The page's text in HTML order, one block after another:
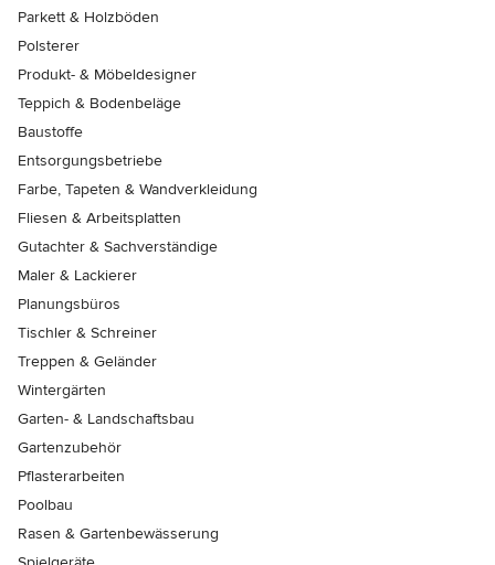
Parkett & Holzböden
Polsterer
Produkt- & Möbeldesigner
Teppich & Bodenbeläge
Baustoffe
Entsorgungsbetriebe
Farbe, Tapeten & Wandverkleidung
Fliesen & Arbeitsplatten
Gutachter & Sachverständige
Maler & Lackierer
Planungsbüros
Tischler & Schreiner
Treppen & Geländer
Wintergärten
Garten- & Landschaftsbau
Gartenzubehör
Pflasterarbeiten
Poolbau
Rasen & Gartenbewässerung